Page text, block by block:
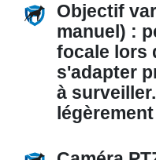
Objectif
manuel) :
focale lors
s'adapter
à